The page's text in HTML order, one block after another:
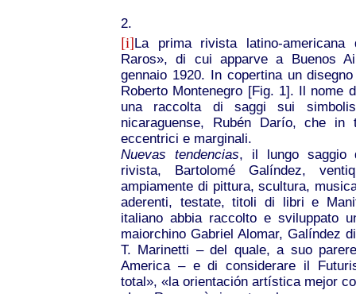
2.
[i]La prima rivista latino-americana
Raros», di cui apparve a Buenos
gennaio 1920. In copertina un
Roberto Montenegro [Fig. 1]. Il nome
una raccolta di saggi sui
nicaraguense, Rubén Darío, che in
eccentrici e marginali.
Nuevas tendencias, il lungo saggio
rivista, Bartolomé Galíndez,
ampiamente di pittura, scultura,
aderenti, testate, titoli di libri e
italiano abbia raccolto e sviluppato
maiorchino Gabriel Alomar, Galíndez
T. Marinetti – del quale, a suo
America – e di considerare il
total», «la orientación artística mejor